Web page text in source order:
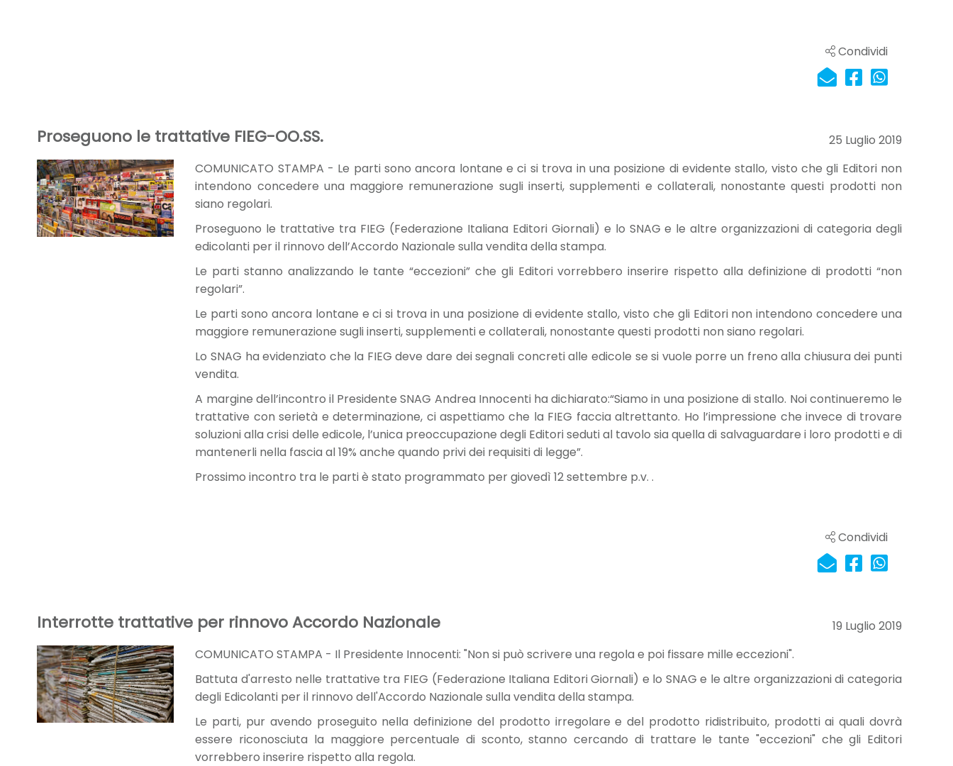
Condividi
Proseguono le trattative FIEG-OO.SS.
25 Luglio 2019
COMUNICATO STAMPA - Le parti sono ancora lontane e ci si trova in una posizione di evidente stallo, visto che gli Editori non
intendono concedere una maggiore remunerazione sugli inserti, supplementi e collaterali, nonostante questi prodotti non
siano regolari.
Proseguono le trattative tra FIEG (Federazione Italiana Editori Giornali) e lo SNAG e le altre organizzazioni di categoria degli
edicolanti per il rinnovo dell’Accordo Nazionale sulla vendita della stampa.
Le parti stanno analizzando le tante “eccezioni” che gli Editori vorrebbero inserire rispetto alla definizione di prodotti “non
regolari”.
Le parti sono ancora lontane e ci si trova in una posizione di evidente stallo, visto che gli Editori non intendono concedere una
maggiore remunerazione sugli inserti, supplementi e collaterali, nonostante questi prodotti non siano regolari.
Lo SNAG ha evidenziato che la FIEG deve dare dei segnali concreti alle edicole se si vuole porre un freno alla chiusura dei punti
vendita.
A margine dell’incontro il Presidente SNAG Andrea Innocenti ha dichiarato:“Siamo in una posizione di stallo. Noi continueremo le
trattative con serietà e determinazione, ci aspettiamo che la FIEG faccia altrettanto. Ho l’impressione che invece di trovare
soluzioni alla crisi delle edicole, l’unica preoccupazione degli Editori seduti al tavolo sia quella di salvaguardare i loro prodotti e di
mantenerli nella fascia al 19% anche quando privi dei requisiti di legge”.
Prossimo incontro tra le parti è stato programmato per giovedì 12 settembre p.v. .
Condividi
Interrotte trattative per rinnovo Accordo Nazionale
19 Luglio 2019
COMUNICATO STAMPA - Il Presidente Innocenti: "Non si può scrivere una regola e poi fissare mille eccezioni".
Battuta d'arresto nelle trattative tra FIEG (Federazione Italiana Editori Giornali) e lo SNAG e le altre organizzazioni di categoria
degli Edicolanti per il rinnovo dell'Accordo Nazionale sulla vendita della stampa.
Le parti, pur avendo proseguito nella definizione del prodotto irregolare e del prodotto ridistribuito, prodotti ai quali dovrà
essere riconosciuta la maggiore percentuale di sconto, stanno cercando di trattare le tante "eccezioni" che gli Editori
vorrebbero inserire rispetto alla regola.